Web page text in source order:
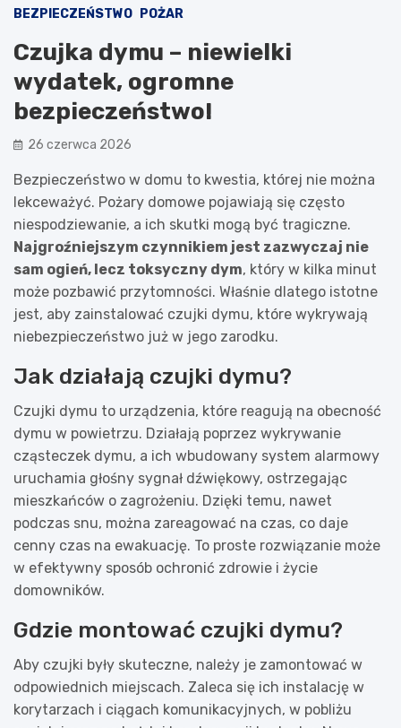
BEZPIECZEŃSTWO POŻAR
Czujka dymu – niewielki
wydatek, ogromne
bezpieczeństwo!
26 czerwca 2026
Bezpieczeństwo w domu to kwestia, której nie można
lekceważyć. Pożary domowe pojawiają się często
niespodziewanie, a ich skutki mogą być tragiczne.
Najgroźniejszym czynnikiem jest zazwyczaj nie
sam ogień, lecz toksyczny dym, który w kilka minut
może pozbawić przytomności. Właśnie dlatego istotne
jest, aby zainstalować czujki dymu, które wykrywają
niebezpieczeństwo już w jego zarodku.
Jak działają czujki dymu?
Czujki dymu to urządzenia, które reagują na obecność
dymu w powietrzu. Działają poprzez wykrywanie
cząsteczek dymu, a ich wbudowany system alarmowy
uruchamia głośny sygnał dźwiękowy, ostrzegając
mieszkańców o zagrożeniu. Dzięki temu, nawet
podczas snu, można zareagować na czas, co daje
cenny czas na ewakuację. To proste rozwiązanie może
w efektywny sposób ochronić zdrowie i życie
domowników.
Gdzie montować czujki dymu?
Aby czujki były skuteczne, należy je zamontować w
odpowiednich miejscach. Zaleca się ich instalację w
korytarzach i ciągach komunikacyjnych, w pobliżu